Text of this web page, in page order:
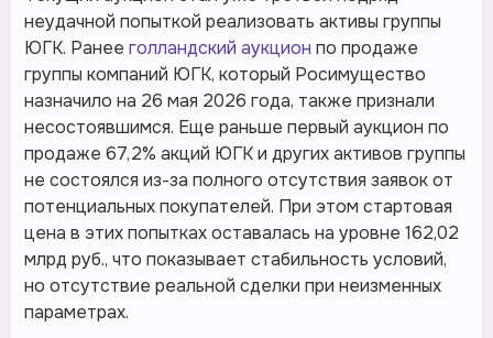
неудачной попыткой реализовать активы группы
ЮГК. Ранее голландский аукцион по продаже
группы компаний ЮГК, который Росимущество
назначило на 26 мая 2026 года, также признали
несостоявшимся. Еще раньше первый аукцион по
продаже 67,2% акций ЮГК и других активов группы
не состоялся из-за полного отсутствия заявок от
потенциальных покупателей. При этом стартовая
цена в этих попытках оставалась на уровне 162,02
млрд руб., что показывает стабильность условий,
но отсутствие реальной сделки при неизменных
параметрах.